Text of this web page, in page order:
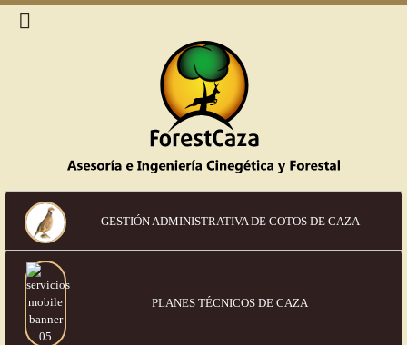
GESTIÓN ADMINISTRATIVA DE COTOS DE CAZA
PLANES TÉCNICOS DE CAZA